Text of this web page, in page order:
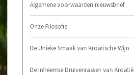
Algemene voorwaarden nieuwsbrief
Onze Filosofie
De Unieke Smaak van Kroatische Wijn
De Inheemse Druivenrassen van Kroatië